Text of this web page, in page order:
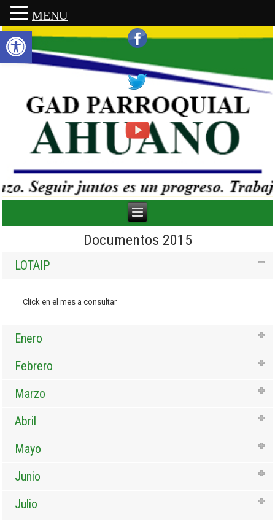
Abrir barra de herramientas
Documentos 2015
LOTAIP
Click en el mes a consultar
Enero
Febrero
Marzo
Abril
Mayo
Junio
Julio
MENU